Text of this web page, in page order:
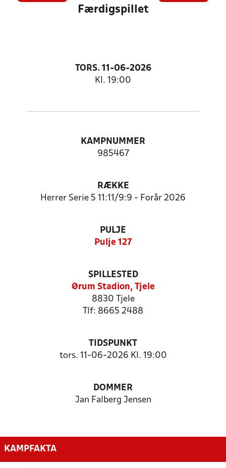
Færdigspillet
TORS. 11-06-2026
Kl. 19:00
KAMPNUMMER
985467
RÆKKE
Herrer Serie 5 11:11/9:9 - Forår 2026
PULJE
Pulje 127
SPILLESTED
Ørum Stadion, Tjele
8830 Tjele
Tlf: 8665 2488
TIDSPUNKT
tors. 11-06-2026 Kl. 19:00
DOMMER
Jan Falberg Jensen
KAMPFAKTA